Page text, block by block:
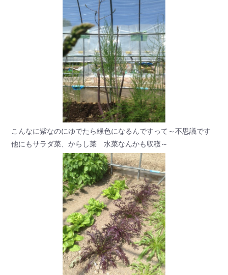
こんなに紫なのにゆでたら緑色になるんですって～不思議です
他にもサラダ菜、からし菜 水菜なんかも収穫～